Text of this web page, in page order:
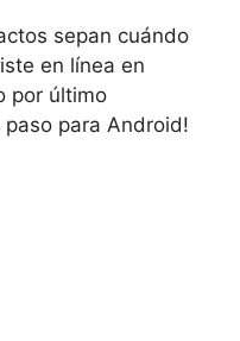
sepan cuándo
en línea en
por último
para Android!